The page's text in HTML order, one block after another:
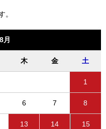
。
月
木 金 土
1
6 7 8
13 14 15